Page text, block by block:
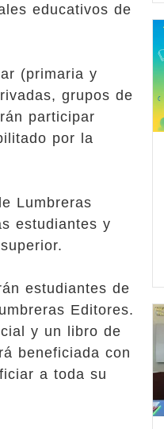
educativos de
(primaria y
grupos de
participar
por la
Lumbreras
estudiantes y
estudiantes de
Editores.
y un libro de
beneficiada con
a toda su